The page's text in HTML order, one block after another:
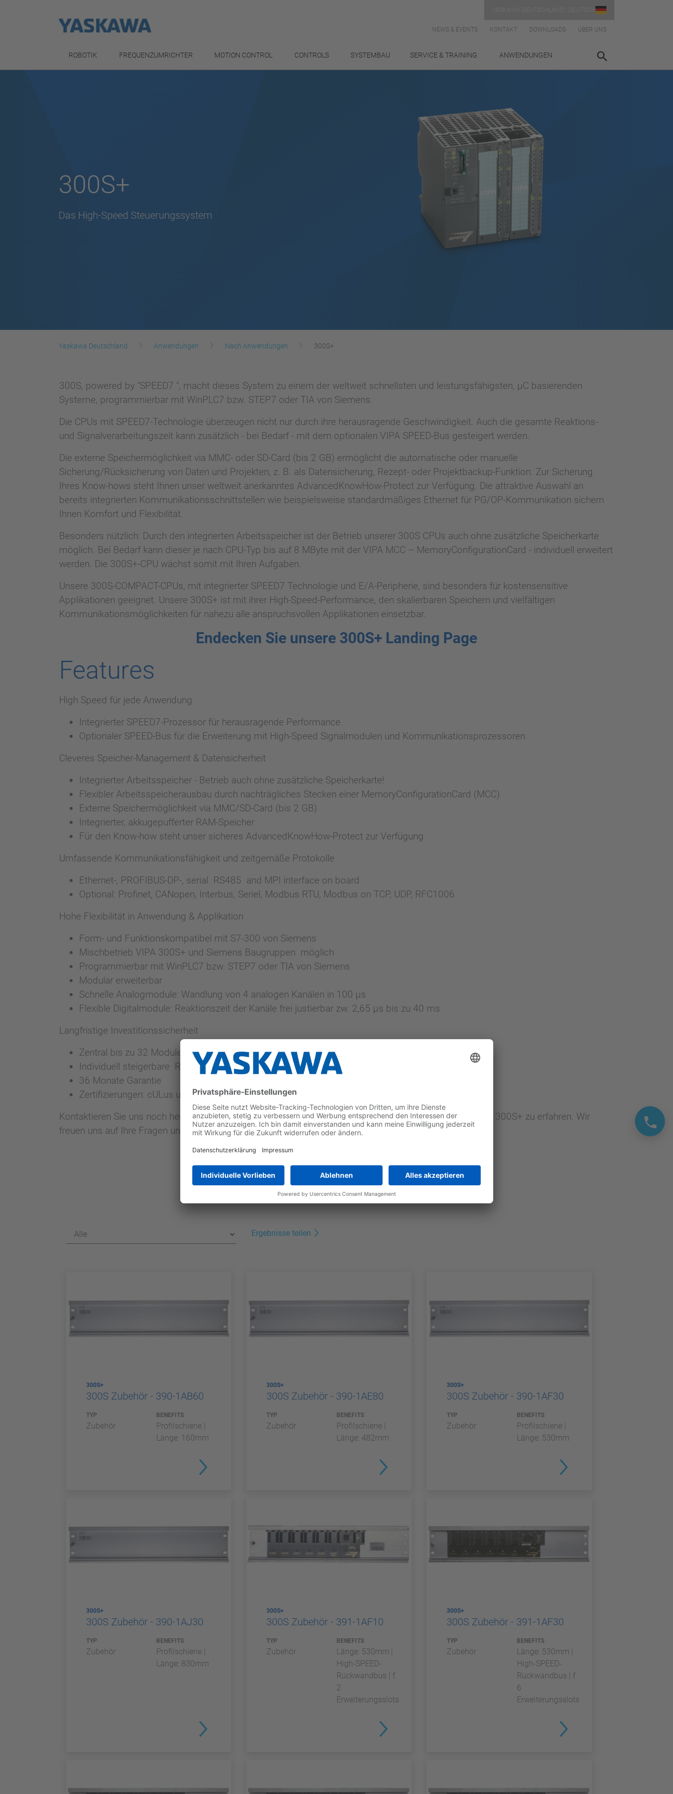
NEWS & EVENTS KONTAKT DOWNLOADS ÜBER UNS
ROBOTIK FREQUENZUMRICHTER MOTION CONTROL CONTROLS SYSTEMBAU SERVICE & TRAINING ANWENDUNGEN
300S+
Das High-Speed Steuerungssystem
Yaskawa Deutschland Anwendungen Nach Anwendungen 300S+
300S, powered by "SPEED7 ", macht dieses System zu einem der weltweit schnellsten und leistungsfähigsten, µC basierenden
Systeme, programmierbar mit WinPLC7 bzw. STEP7 oder TIA von Siemens.
Die CPUs mit SPEED7-Technologie überzeugen nicht nur durch ihre herausragende Geschwindigkeit. Auch die gesamte Reaktions-
und Signalverarbeitungszeit kann zusätzlich - bei Bedarf - mit dem optionalen VIPA SPEED-Bus gesteigert werden.
Die externe Speichermöglichkeit via MMC- oder SD-Card (bis 2 GB) ermöglicht die automatische oder manuelle
Sicherung/Rücksicherung von Daten und Projekten, z. B. als Datensicherung, Rezept- oder Projektbackup-Funktion. Zur Sicherung
Ihres Know-hows steht Ihnen unser weltweit anerkanntes AdvancedKnowHow-Protect zur Verfügung. Die attraktive Auswahl an
bereits integrierten Kommunikationsschnittstellen wie beispielsweise standardmäßiges Ethernet für PG/OP-Kommunikation sichern
Ihnen Komfort und Flexibilität.
Besonders nützlich: Durch den integrierten Arbeitsspeicher ist der Betrieb unserer 300S CPUs auch ohne zusätzliche Speicherkarte
möglich. Bei Bedarf kann dieser je nach CPU-Typ bis auf 8 MByte mit der VIPA MCC – MemoryConfigurationCard - individuell erweitert
werden. Die 300S+-CPU wächst somit mit Ihren Aufgaben.
Unsere 300S-COMPACT-CPUs, mit integrierter SPEED7 Technologie und E/A-Peripherie, sind besonders für kostensensitive
Applikationen geeignet. Unsere 300S+ ist mit ihrer High-Speed-Performance, den skalierbaren Speichern und vielfältigen
Kommunikationsmöglichkeiten für nahezu alle anspruchsvollen Applikationen einsetzbar.
Endecken Sie unsere 300S+ Landing Page
Features
High Speed für jede Anwendung
Integrierter SPEED7-Prozessor für herausragende Performance
Optionaler SPEED-Bus für die Erweiterung mit High-Speed Signalmodulen und Kommunikationsprozessoren
Cleveres Speicher-Management & Datensicherheit
Integrierter Arbeitsspeicher - Betrieb auch ohne zusätzliche Speicherkarte!
Flexibler Arbeitsspeicherausbau durch nachträgliches Stecken einer MemoryConfigurationCard (MCC)
Externe Speichermöglichkeit via MMC/SD-Card (bis 2 GB)
Integrierter, akkugepufferter RAM-Speicher
Für den Know-how steht unser sicheres AdvancedKnowHow-Protect zur Verfügung
Umfassende Kommunikationsfähigkeit und zeitgemäße Protokolle
Ethernet-, PROFIBUS-DP-, serial RS485 and MPI interface on board
Optional: Profinet, CANopen, Interbus, Seriel, Modbus RTU, Modbus on TCP, UDP, RFC1006
Hohe Flexibilität in Anwendung & Applikation
Form- und Funktionskompatibel mit S7-300 von Siemens
Mischbetrieb VIPA 300S+ und Siemens Baugruppen möglich
Programmierbar mit WinPLC7 bzw. STEP7 oder TIA von Siemens
Modular erweiterbar
Schnelle Analogmodule: Wandlung von 4 analogen Kanälen in 100 µs
Flexible Digitalmodule: Reaktionszeit der Kanäle frei justierbar zw. 2,65 µs bis zu 40 ms
Langfristige Investitionssicherheit
Zentral bis zu 32 Module einsetzbar - direkt an der CPU!
Individuell steigerbare Reserven in Leistung und Kapazität
36 Monate Garantie
Zertifizierungen: cULus und CE
Kontaktieren Sie uns noch heute unter300Splus@yaskawa.eu , um mehr über unsere Systemfamilie VIPA 300S+ zu erfahren. Wir
freuen uns auf Ihre Fragen und Herausforderungen.
Jetzt die Broschüre downloaden
Ergebnisse teilen
300S+
300S Zubehör - 390-1AB60
TYP
Zubehör
BENEFITS
Profilschiene |
Länge: 160mm
300S+
300S Zubehör - 390-1AE80
TYP
Zubehör
BENEFITS
Profilschiene |
Länge: 482mm
300S+
300S Zubehör - 390-1AF30
TYP
Zubehör
BENEFITS
Profilschiene |
Länge: 530mm
300S+
300S Zubehör - 390-1AJ30
TYP
Zubehör
BENEFITS
Profilschiene |
Länge: 830mm
300S+
300S Zubehör - 391-1AF10
TYP
Zubehör
BENEFITS
Länge: 530mm |
High-SPEED-
Rückwandbus | f.
2
Erweiterungsslots
300S+
300S Zubehör - 391-1AF30
TYP
Zubehör
BENEFITS
Länge: 530mm |
High-SPEED-
Rückwandbus | f.
6
Erweiterungsslots